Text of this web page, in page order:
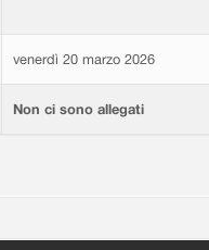
venerdì 20 marzo 2026
Non ci sono allegati